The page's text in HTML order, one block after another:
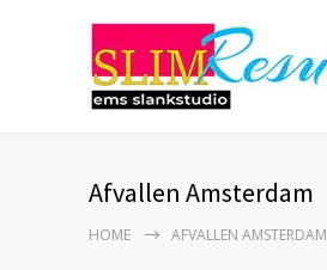
Afvallen Amsterdam
HOME AFVALLEN AMSTERDAM